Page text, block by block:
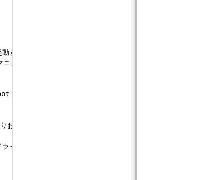
するのでこれを使おう.
ュアルがひける.
で
お勧めしない(^-^)
の設定をあれこれ変える場合などにお世話になるだろう.